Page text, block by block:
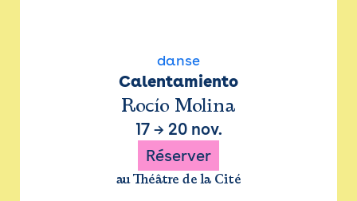
danse
Calentamiento
Rocío Molina
17→ 20 nov.
Réserver
au Théâtre de la Cité